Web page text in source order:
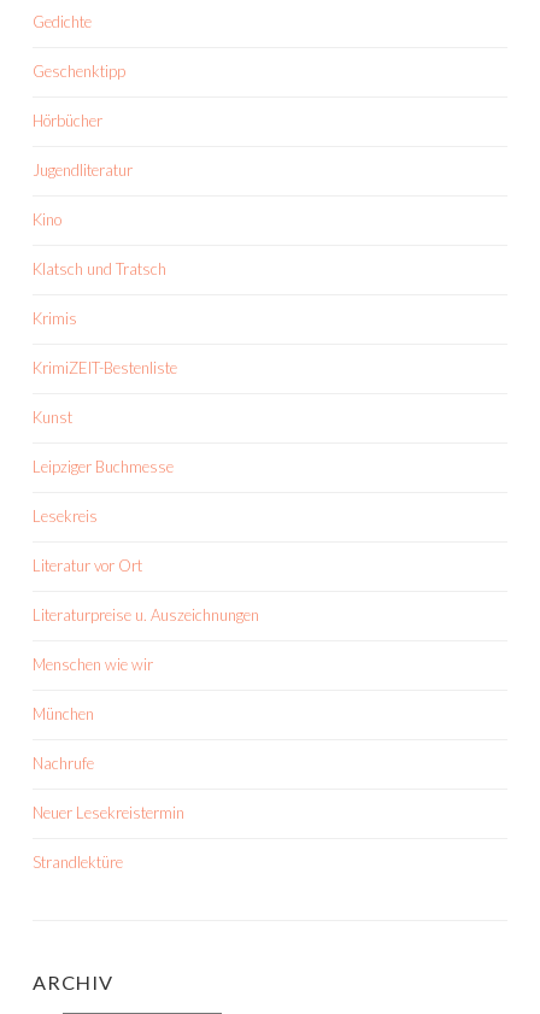
Gedichte
Geschenktipp
Hörbücher
Jugendliteratur
Kino
Klatsch und Tratsch
Krimis
KrimiZEIT-Bestenliste
Kunst
Leipziger Buchmesse
Lesekreis
Literatur vor Ort
Literaturpreise u. Auszeichnungen
Menschen wie wir
München
Nachrufe
Neuer Lesekreistermin
Strandlektüre
ARCHIV